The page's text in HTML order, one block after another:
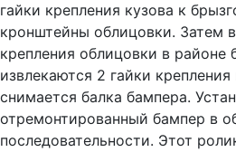
гайки крепления кузова к
кронштейны облицовки. Затем
крепления облицовки в районе
извлекаются 2 гайки
снимается балка бампера.
отремонтированный бампер в
последовательности. Этот